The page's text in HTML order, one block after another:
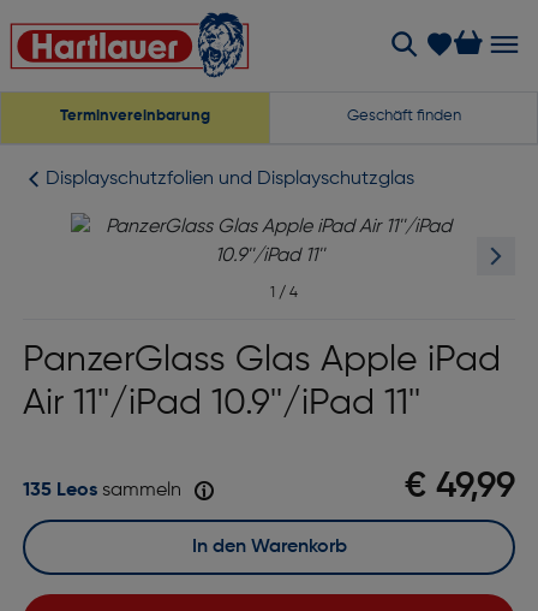
Terminvereinbarung Geschäft finden
Displayschutzfolien und Displayschutzglas
1 / 4
PanzerGlass Glas Apple iPad
Air 11''/iPad 10.9''/iPad 11''
€ 49,99
135 Leossammeln
In den Warenkorb